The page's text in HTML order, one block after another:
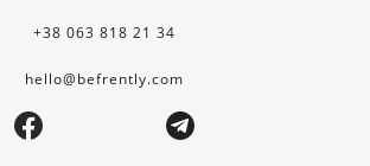
+38 063 818 21 34
hello@befrently.com